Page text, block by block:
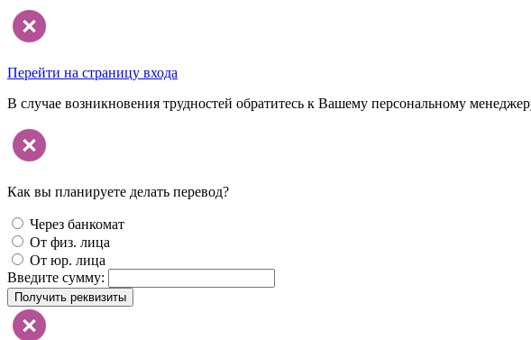
Перейти на страницу входа
В случае возникновения трудностей обратитесь к Вашему персональному
Как вы планируете делать перевод?
Через банкомат
От физ. лица
От юр. лица
Введите сумму:
Получить реквизиты